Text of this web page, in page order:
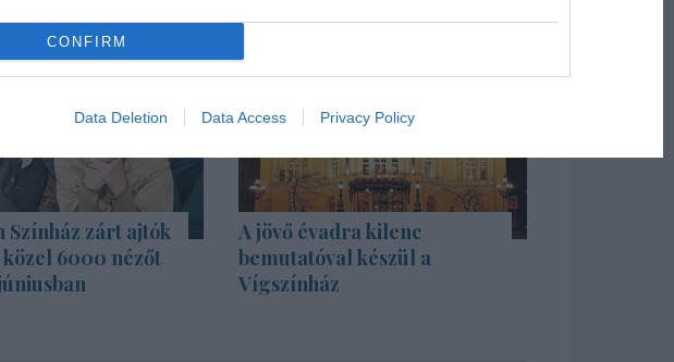
CONFIRM
Data Deletion Data Access Privacy Policy
Színház zárt ajtók
6000 nézőt
A jövő évadra kilenc
bemutatóval készül a
Vígszínház